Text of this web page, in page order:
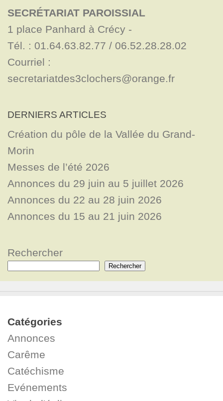
SECRÉTARIAT PAROISSIAL
1 place Panhard à Crécy -
Tél. : 01.64.63.82.77 / 06.52.28.28.02
Courriel :
secretariatdes3clochers@orange.fr
DERNIERS ARTICLES
Création du pôle de la Vallée du Grand-
Morin
Messes de l’été 2026
Annonces du 29 juin au 5 juillet 2026
Annonces du 22 au 28 juin 2026
Annonces du 15 au 21 juin 2026
Rechercher
Rechercher
Catégories
Annonces
Carême
Catéchisme
Evénements